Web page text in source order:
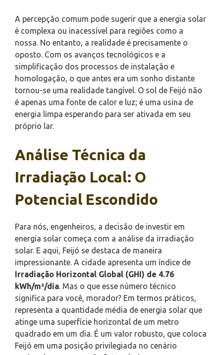
A percepção comum pode sugerir que a energia solar
é complexa ou inacessível para regiões como a
nossa. No entanto, a realidade é precisamente o
oposto. Com os avanços tecnológicos e a
simplificação dos processos de instalação e
homologação, o que antes era um sonho distante
tornou-se uma realidade tangível. O sol de Feijó não
é apenas uma fonte de calor e luz; é uma usina de
energia limpa esperando para ser ativada em seu
próprio lar.
Análise Técnica da
Irradiação Local: O
Potencial Escondido
Para nós, engenheiros, a decisão de investir em
energia solar começa com a análise da irradiação
solar. E aqui, Feijó se destaca de maneira
impressionante. A cidade apresenta um índice de
Irradiação Horizontal Global (GHI) de 4.76
kWh/m²/dia . Mas o que esse número técnico
significa para você, morador? Em termos práticos,
representa a quantidade média de energia solar que
atinge uma superfície horizontal de um metro
quadrado em um dia. É um valor robusto, que coloca
Feijó em uma posição privilegiada no cenário